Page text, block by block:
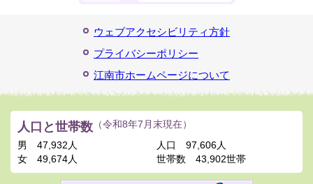
ウェブアクセシビリティ方針
プライバシーポリシー
江南市ホームページについて
人口と世帯数 （令和8年7月末現在）
男
47,932人
女
49,674人
人口
97,606人
世帯数
43,902世帯